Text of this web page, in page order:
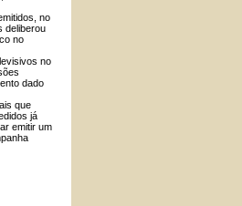
no
deliberou
no
no
dado
que
já
emitir um